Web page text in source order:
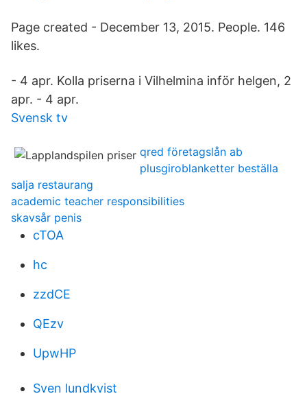
Page created - December 13, 2015. People. 146
likes.
- 4 apr. Kolla priserna i Vilhelmina inför helgen, 2
apr. - 4 apr.
Svensk tv
qred företagslån ab
plusgiroblanketter beställa
salja restaurang
academic teacher responsibilities
skavsår penis
cTOA
hc
zzdCE
QEzv
UpwHP
Sven lundkvist